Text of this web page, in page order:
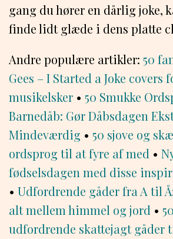
gang du hører en dårlig joke,
finde lidt glæde i dens platte
Andre populære artikler: 50
Gees – I Started a Joke covers
musikelsker • 50 Smukke
Barnedåb: Gør Dåbsdagen
Mindeværdig • 50 sjove og
ordsprog til at fyre af med •
fødselsdagen med disse
• Udfordrende gåder fra A til
alt mellem himmel og jord •
udfordrende skattejagt gåder